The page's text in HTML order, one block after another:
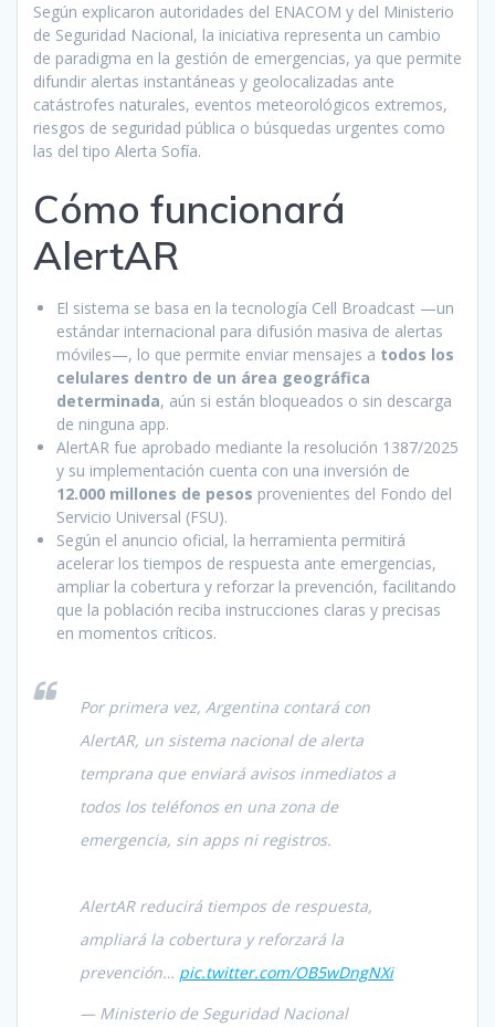
Según explicaron autoridades del ENACOM y del Ministerio
de Seguridad Nacional, la iniciativa representa un cambio
de paradigma en la gestión de emergencias, ya que permite
difundir alertas instantáneas y geolocalizadas ante
catástrofes naturales, eventos meteorológicos extremos,
riesgos de seguridad pública o búsquedas urgentes como
las del tipo Alerta Sofía.
Cómo funcionará
AlertAR
El sistema se basa en la tecnología Cell Broadcast —un
estándar internacional para difusión masiva de alertas
móviles—, lo que permite enviar mensajes a todos los
celulares dentro de un área geográfica
determinada, aún si están bloqueados o sin descarga
de ninguna app.
AlertAR fue aprobado mediante la resolución 1387/2025
y su implementación cuenta con una inversión de
12.000 millones de pesos provenientes del Fondo del
Servicio Universal (FSU).
Según el anuncio oficial, la herramienta permitirá
acelerar los tiempos de respuesta ante emergencias,
ampliar la cobertura y reforzar la prevención, facilitando
que la población reciba instrucciones claras y precisas
en momentos críticos.
Por primera vez, Argentina contará con
AlertAR, un sistema nacional de alerta
temprana que enviará avisos inmediatos a
todos los teléfonos en una zona de
emergencia, sin apps ni registros.
AlertAR reducirá tiempos de respuesta,
ampliará la cobertura y reforzará la
prevención… pic.twitter.com/OB5wDngNXi
— Ministerio de Seguridad Nacional